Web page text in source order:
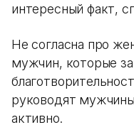
интересный факт,
Не согласна про
мужчин, которые
руководят
активно.